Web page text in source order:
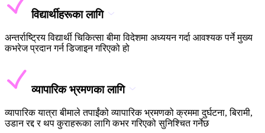
विद्यार्थीहरूका लागि
अन्तर्राष्ट्रिय विद्यार्थी चिकित्सा बीमा विदेशमा अध्ययन गर्दा आवश्यक पर्ने मुख्य
कभरेज प्रदान गर्न डिजाइन गरिएको हो
व्यापारिक भ्रमणका लागि
व्यापारिक यात्रा बीमाले तपाईंको व्यापारिक भ्रमणको क्रममा दुर्घटना, बिरामी,
उडान रद्द र थप कुराहरूका लागि कभर गरिएको सुनिश्चित गर्नेछ